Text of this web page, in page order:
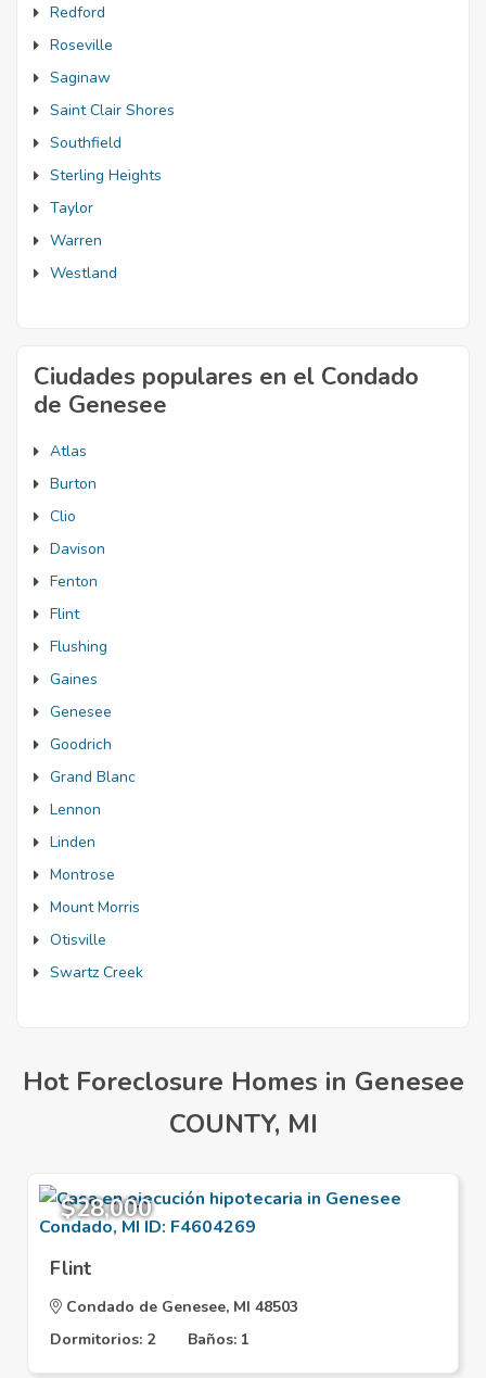
Redford
Roseville
Saginaw
Saint Clair Shores
Southfield
Sterling Heights
Taylor
Warren
Westland
Ciudades populares en el Condado
de Genesee
Atlas
Burton
Clio
Davison
Fenton
Flint
Flushing
Gaines
Genesee
Goodrich
Grand Blanc
Lennon
Linden
Montrose
Mount Morris
Otisville
Swartz Creek
Hot Foreclosure Homes in Genesee
COUNTY, MI
$28,000
Flint
Condado de Genesee, MI 48503
Dormitorios: 2
Baños: 1